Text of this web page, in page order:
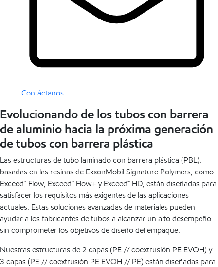
Contáctanos
Evolucionando de los tubos con barrera
de aluminio hacia la próxima generación
de tubos con barrera plástica
Las estructuras de tubo laminado con barrera plástica (PBL),
basadas en las resinas de ExxonMobil Signature Polymers, como
Exceed™ Flow, Exceed™ Flow+ y Exceed™ HD, están diseñadas para
satisfacer los requisitos más exigentes de las aplicaciones
actuales. Estas soluciones avanzadas de materiales pueden
ayudar a los fabricantes de tubos a alcanzar un alto desempeño
sin comprometer los objetivos de diseño del empaque.
Nuestras estructuras de 2 capas (PE // coextrusión PE EVOH) y
3 capas (PE // coextrusión PE EVOH // PE) están diseñadas para